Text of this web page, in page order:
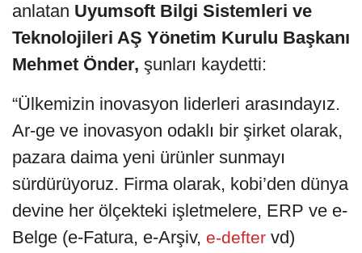
anlatan Uyumsoft Bilgi Sistemleri ve
Teknolojileri AŞ Yönetim Kurulu Başkanı
Mehmet Önder, şunları kaydetti:
“Ülkemizin inovasyon liderleri arasındayız.
Ar-ge ve inovasyon odaklı bir şirket olarak,
pazara daima yeni ürünler sunmayı
sürdürüyoruz. Firma olarak, kobi’den dünya
devine her ölçekteki işletmelere, ERP ve e-
Belge (e-Fatura, e-Arşiv, e-defter vd)